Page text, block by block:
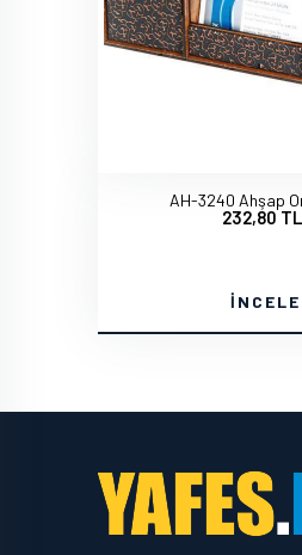
AH-3240 Ahşap
232,80 TL
İNCELE